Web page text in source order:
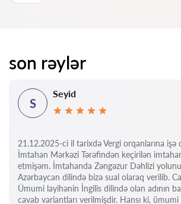
son rəylər
S
Seyid
21.12.2025-ci il tarixdə Vergi orqanlarına işə
İmtahan Mərkəzi Tərəfindən keçirilən
etmişəm. İmtahanda Zəngəzur Dəhlizi
Azərbaycan dilində bizə sual olaraq verilib.
Ümumi layihənin İngilis dilində olan adının
cavab variantları verilmişdir. Hansı ki,